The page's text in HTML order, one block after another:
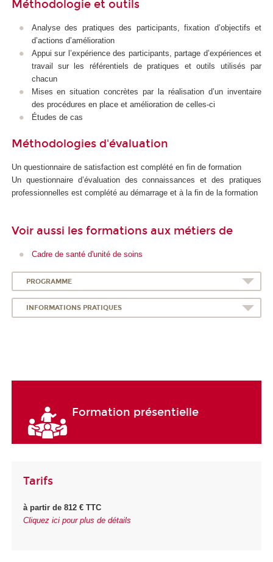
Méthodologie et outils
Analyse des pratiques des participants, fixation d’objectifs et
d’actions d’amélioration
Appui sur l’expérience des participants, partage d’expériences et
travail sur les référentiels de pratiques et outils utilisés par
chacun
Mises en situation concrètes par la réalisation d’un inventaire
des procédures en place et amélioration de celles-ci
Études de cas
Méthodologies d'évaluation
Un questionnaire de satisfaction est complété en fin de formation
Un questionnaire d’évaluation des connaissances et des pratiques
professionnelles est complété au démarrage et à la fin de la formation
Voir aussi les formations aux métiers de
Cadre de santé d'unité de soins
PROGRAMME
INFORMATIONS PRATIQUES
Formation présentielle
Tarifs
à partir de 812 € TTC
Cliquez ici pour plus de détails